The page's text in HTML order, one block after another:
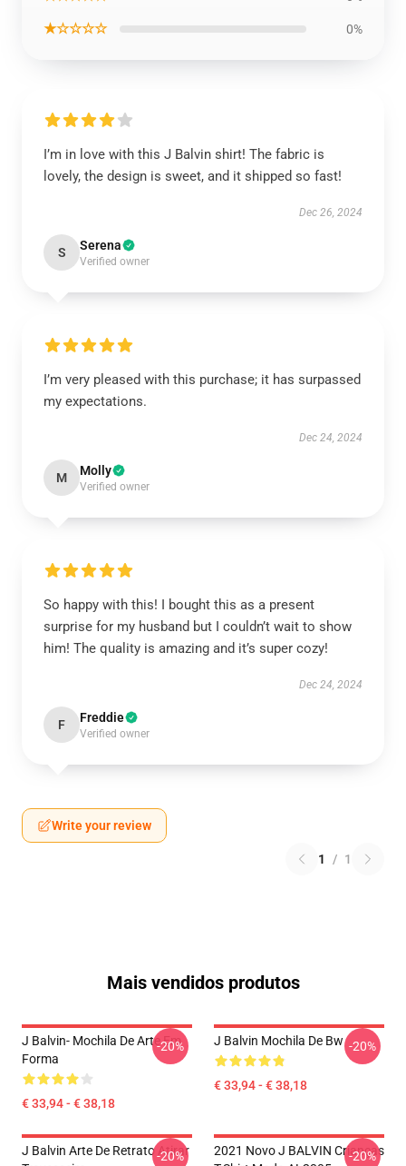
★☆☆☆☆ 0%
I’m in love with this J Balvin shirt! The fabric is
lovely, the design is sweet, and it shipped so fast!
Dec 26, 2024
S Serena
Verified owner
I’m very pleased with this purchase; it has surpassed
my expectations.
Dec 24, 2024
M Molly
Verified owner
So happy with this! I bought this as a present
surprise for my husband but I couldn’t wait to show
him! The quality is amazing and it’s super cozy!
Dec 24, 2024
F Freddie
Verified owner
Write your review
1 / 1
Mais vendidos produtos
J Balvin- Mochila De Arte Em
Forma
€ 33,94 - € 38,18
-20% J Balvin Mochila De Bw
€ 33,94 - € 38,18
-20%
J Balvin Arte De Retrato Atirar
-20%
2021 Novo J BALVIN Crianças
-20%